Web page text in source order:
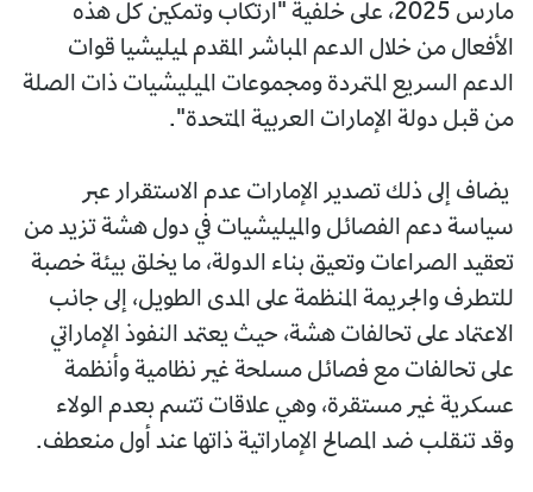
مارس 2025، على خلفية "ارتكاب وتمكين كل هذه
الأفعال من خلال الدعم المباشر المقدم لميليشيا قوات
الدعم السريع المتمردة ومجموعات الميليشيات ذات الصلة
من قبل دولة الإمارات العربية المتحدة".
يضاف إلى ذلك تصدير الإمارات عدم الاستقرار عبر
سياسة دعم الفصائل والميليشيات في دول هشة تزيد من
تعقيد الصراعات وتعيق بناء الدولة، ما يخلق بيئة خصبة
للتطرف والجريمة المنظمة على المدى الطويل، إلى جانب
الاعتماد على تحالفات هشة، حيث يعتمد النفوذ الإماراتي
على تحالفات مع فصائل مسلحة غير نظامية وأنظمة
عسكرية غير مستقرة، وهي علاقات تتسم بعدم الولاء
وقد تنقلب ضد المصالح الإماراتية ذاتها عند أول منعطف.